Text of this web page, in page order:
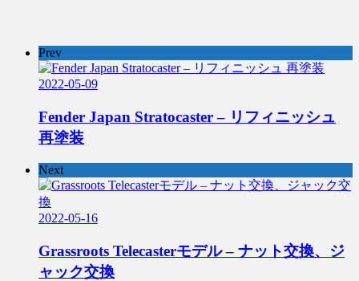
Prev
2022-05-09
Fender Japan Stratocaster – リフィニッシュ
再塗装
Next
2022-05-16
Grassroots Telecasterモデル – ナット交換、ジ
ャック交換